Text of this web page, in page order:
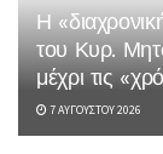
Η
του Κυρ.
μέχρι τις
7 ΑΥΓΟΎΣΤΟΥ 2026